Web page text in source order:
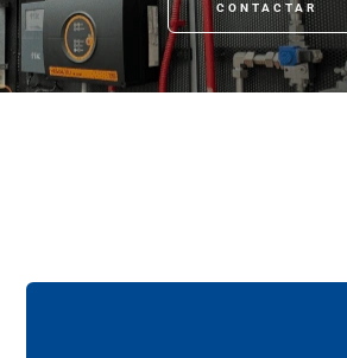
CONTACTAR